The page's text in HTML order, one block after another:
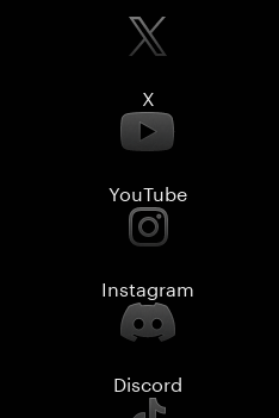
X
YouTube
Instagram
Discord